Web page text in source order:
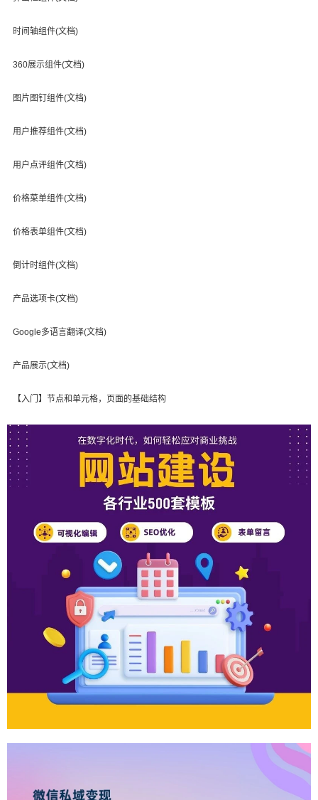
时间轴组件(文档)
360展示组件(文档)
图片图钉组件(文档)
用户推荐组件(文档)
用户点评组件(文档)
价格菜单组件(文档)
价格表单组件(文档)
倒计时组件(文档)
产品选项卡(文档)
Google多语言翻译(文档)
产品展示(文档)
【入门】节点和单元格，页面的基础结构